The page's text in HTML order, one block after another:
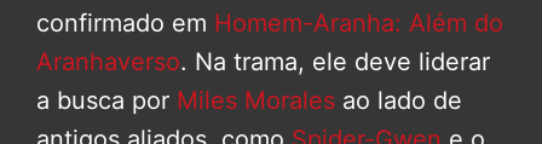
confirmado em Homem-Aranha: Além do
Aranhaverso. Na trama, ele deve liderar
a busca por Miles Morales ao lado de